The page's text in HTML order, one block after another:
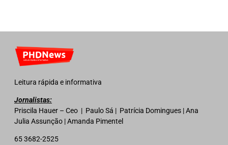
Leitura rápida e informativa
Jornalistas:
Priscila Hauer – Ceo | Paulo Sá | Patrícia Domingues | Ana
Julia Assunção | Amanda Pimentel
65 3682-2525